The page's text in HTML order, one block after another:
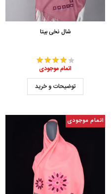
شال نخی بیتا
اتمام موجودی
توضیحات و خرید
اتمام موجودی